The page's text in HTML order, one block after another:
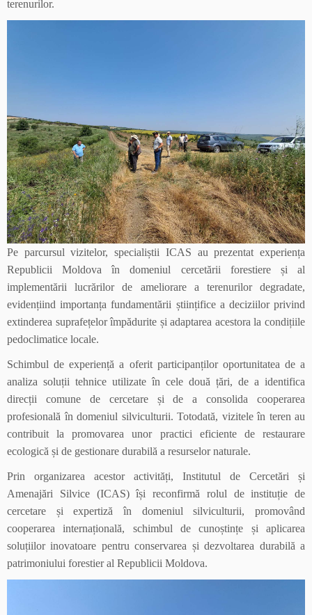
terenurilor.
Pe parcursul vizitelor, specialiștii ICAS au prezentat experiența
Republicii Moldova în domeniul cercetării forestiere și al
implementării lucrărilor de ameliorare a terenurilor degradate,
evidențiind importanța fundamentării științifice a deciziilor privind
extinderea suprafețelor împădurite și adaptarea acestora la condițiile
pedoclimatice locale.
Schimbul de experiență a oferit participanților oportunitatea de a
analiza soluții tehnice utilizate în cele două țări, de a identifica
direcții comune de cercetare și de a consolida cooperarea
profesională în domeniul silviculturii. Totodată, vizitele în teren au
contribuit la promovarea unor practici eficiente de restaurare
ecologică și de gestionare durabilă a resurselor naturale.
Prin organizarea acestor activități, Institutul de Cercetări și
Amenajări Silvice (ICAS) își reconfirmă rolul de instituție de
cercetare și expertiză în domeniul silviculturii, promovând
cooperarea internațională, schimbul de cunoștințe și aplicarea
soluțiilor inovatoare pentru conservarea și dezvoltarea durabilă a
patrimoniului forestier al Republicii Moldova.